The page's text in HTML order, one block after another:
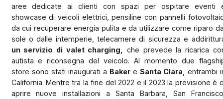
aree dedicate ai clienti con spazi per ospitare eventi
showcase di veicoli elettrici, pensiline con pannelli
da cui recuperare energia pulita e da utilizzare come riparo
sole o dalle intemperie, telecamere di sicurezza e
un servizio di valet charging,
che prevede la ricarica
autista e riconsegna del veicolo. Al momento due
store sono stati inaugurati a Bakere Santa Clara,
entrambi
California. Mentre tra la fine del 2022 e il 2023 la previsione è
aprire nuove installazioni a Santa Barbara, San